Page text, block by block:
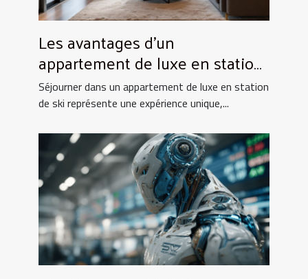
Les avantages d'un
appartement de luxe en station
de ski
Séjourner dans un appartement de luxe en station
de ski représente une expérience unique,...